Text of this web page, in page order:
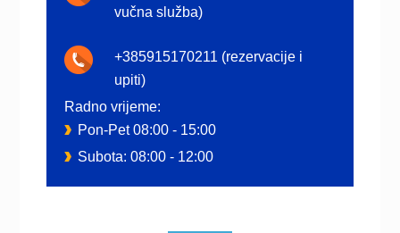
vučna služba)
+385915170211 (rezervacije i
upiti)
Radno vrijeme:
Pon-Pet 08:00 - 15:00
Subota: 08:00 - 12:00